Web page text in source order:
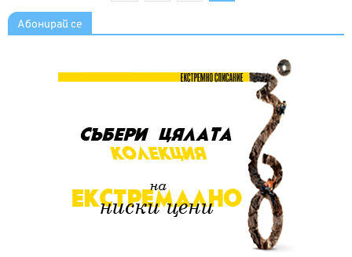
Абонирай се